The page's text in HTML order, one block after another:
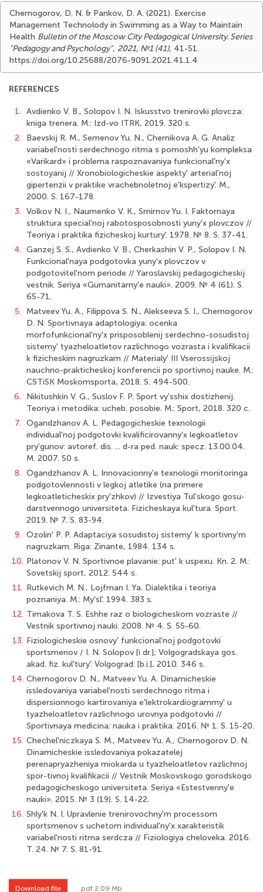
Chernogorov, D. N. & Pankov, D. A. (2021). Exercise
Management Technolody in Swimming as a Way to Maintain
Health Bulletin of the Moscow City Pedagogical University. Series
"Pedagogy and Psychology", 2021, №1 (41), 41-51.
https://doi.org/10.25688/2076-9091.2021.41.1.4
REFERENCES
1. Avdienko V. B., Solopov I. N. Iskusstvo trenirovki plovcza:
kniga trenera. M.: Izd-vo ITRK, 2019. 320 s.
2.
Baevskij R. M., Semenov Yu. N., Chernikova A. G. Analiz
variabel'nosti serdechnogo ritma s pomoshh'yu kompleksa
«Varikard» i problema raspoznavaniya funkcional'ny'x
sostoyanij // Xronobiologicheskie aspekty' arterial'noj
gipertenzii v praktike vrachebnoletnoj e'kspertizy'. M.,
2000. S. 167-178.
3. Volkov N. I., Naumenko V. K., Smirnov Yu. I. Faktornaya
struktura special'noj rabotosposobnosti yuny'x plovczov //
Teoriya i praktika fizicheskoj kurtury'. 1978. № 8. S. 37-41.
4. Ganzej S. S., Avdienko V. B., Cherkashin V. P., Solopov I. N.
Funkcional'naya podgotovka yuny'x plovczov v
podgotovitel'nom periode // Yaroslavskij pedagogicheskij
vestnik. Seriya «Gumanitarny'e nauki». 2009. № 4 (61). S.
65-71.
5.
Matveev Yu. A., Filippova S. N., Alekseeva S. I., Chernogorov
D. N. Sportivnaya adaptologiya: ocenka
morfofunkcional'ny'x prisposoblenij serdechno-sosudistoj
sistemy' tyazheloatletov razlichnogo vozrasta i kvalifikacii
k fizicheskim nagruzkam // Materialy' III Vserossijskoj
nauchno-prakticheskoj konferencii po sportivnoj nauke. M.:
CSTiSK Moskomsporta, 2018. S. 494-500.
6.
Nikitushkin V. G., Suslov F. P. Sport vy'sshix dostizhenij.
Teoriya i metodika: ucheb. posobie. M.: Sport, 2018. 320 c.
7. Ogandzhanov A. L. Pedagogicheskie texnologii
individual'noj podgotovki kvalificirovanny'x legkoatletov
pry'gunov: avtoref. dis. ... d-ra ped. nauk: specz. 13.00.04.
M. 2007. 50 s.
8. Ogandzhanov A. L. Innovacionny'e texnologii monitoringa
podgotovlennosti v legkoj atletike (na primere
legkoatleticheskix pry'zhkov) // Izvestiya Tul'skogo gosu-
darstvennogo universiteta. Fizicheskaya kul'tura. Sport.
2019. № 7. S. 83-94.
9. Ozolin' P. P. Adaptaciya sosudistoj sistemy' k sportivny'm
nagruzkam. Riga: Zinante, 1984. 134 s.
10. Platonov V. N. Sportivnoe plavanie: put' k uspexu. Kn. 2. M.:
Sovetskij sport, 2012. 544 s.
11. Rutkevich M. N., Lojfman I. Ya. Dialektika i teoriya
poznaniya. M.: My'sl'. 1994. 383 s.
12. Timakova T. S. Eshhe raz o biologicheskom vozraste //
Vestnik sportivnoj nauki. 2008. № 4. S. 55-60.
13. Fiziologicheskie osnovy' funkcional'noj podgotovki
sportsmenov / I. N. Solopov [i dr.]; Volgogradskaya gos.
akad. fiz. kul'tury'. Volgograd: [b.i.], 2010. 346 s.
14. Chernogorov D. N., Matveev Yu. A. Dinamicheskie
issledovaniya variabel'nosti serdechnogo ritma i
dispersionnogo kartirovaniya e'lektrokardiogrammy' u
tyazheloatletov razlichnogo urovnya podgotovki //
Sportivnaya medicina: nauka i praktika. 2016. № 1. S. 15-20.
15. Chechel'niczkaya S. M., Matveev Yu. A., Chernogorov D. N.
Dinamicheskie issledovaniya pokazatelej
perenapryazheniya miokarda u tyazheloatletov razlichnoj
spor-tivnoj kvalifikacii // Vestnik Moskovskogo gorodskogo
pedagogicheskogo universiteta. Seriya «Estestvenny'e
nauki». 2015. № 3 (19). S. 14-22.
16. Shly'k N. I. Upravlenie trenirovochny'm processom
sportsmenov s uchetom individual'ny'x xarakteristik
variabel'nosti ritma serdcza // Fiziologiya cheloveka. 2016.
T. 24. № 7. S. 81-91.
Download file .pdf 2.09 Mb